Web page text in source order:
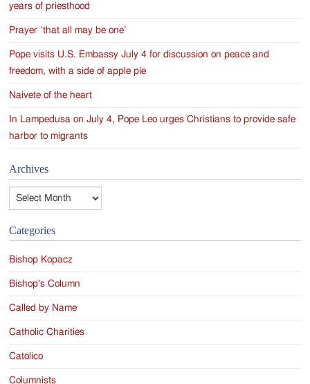
years of priesthood
Prayer ‘that all may be one’
Pope visits U.S. Embassy July 4 for discussion on peace and
freedom, with a side of apple pie
Naivete of the heart
In Lampedusa on July 4, Pope Leo urges Christians to provide safe
harbor to migrants
Archives
Categories
Bishop Kopacz
Bishop's Column
Called by Name
Catholic Charities
Catolico
Columnists